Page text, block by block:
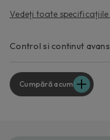
Vedeți toate
Control si continut
Cumpără acum